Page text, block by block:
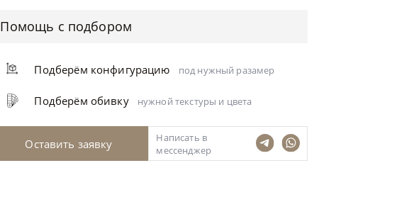
Помощь с подбором
Подберём конфигурацию под нужный разамер
Подберём обивку нужной текстуры и цвета
Оставить заявку
Написать в
мессенджер